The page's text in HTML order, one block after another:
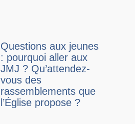
Questions aux jeunes
: pourquoi aller aux
JMJ ? Qu’attendez-
vous des
rassemblements que
l’Église propose ?